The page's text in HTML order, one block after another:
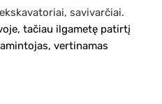
tačiau ilgametę patirtį
vertinamas